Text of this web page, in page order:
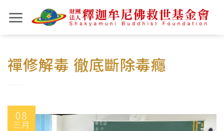
to
content
禪修解毒 徹底斷除毒癮
08
三月